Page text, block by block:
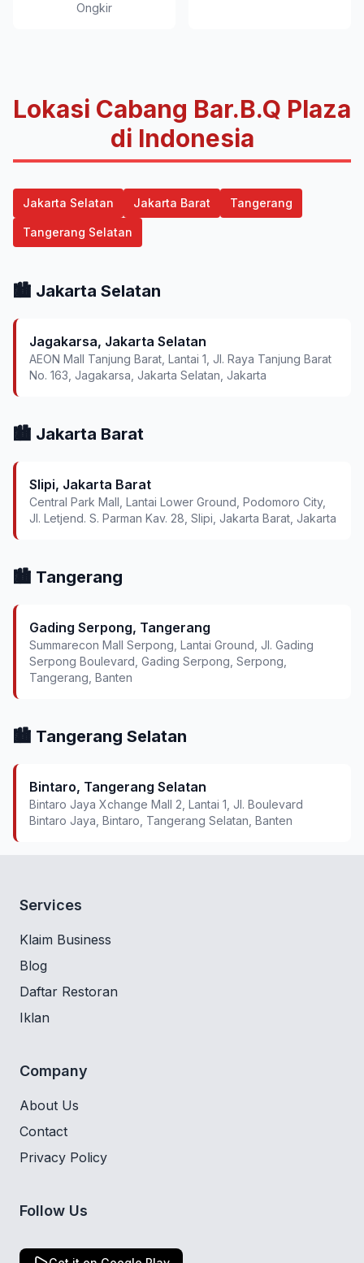
Ongkir
Lokasi Cabang Bar.B.Q Plaza
di Indonesia
Jakarta Selatan Jakarta Barat Tangerang
Tangerang Selatan
🏙️ Jakarta Selatan
Jagakarsa, Jakarta Selatan
AEON Mall Tanjung Barat, Lantai 1, Jl. Raya Tanjung Barat
No. 163, Jagakarsa, Jakarta Selatan, Jakarta
🏙️ Jakarta Barat
Slipi, Jakarta Barat
Central Park Mall, Lantai Lower Ground, Podomoro City,
Jl. Letjend. S. Parman Kav. 28, Slipi, Jakarta Barat, Jakarta
🏙️ Tangerang
Gading Serpong, Tangerang
Summarecon Mall Serpong, Lantai Ground, Jl. Gading
Serpong Boulevard, Gading Serpong, Serpong,
Tangerang, Banten
🏙️ Tangerang Selatan
Bintaro, Tangerang Selatan
Bintaro Jaya Xchange Mall 2, Lantai 1, Jl. Boulevard
Bintaro Jaya, Bintaro, Tangerang Selatan, Banten
Services
Klaim Business
Blog
Daftar Restoran
Iklan
Company
About Us
Contact
Privacy Policy
Follow Us